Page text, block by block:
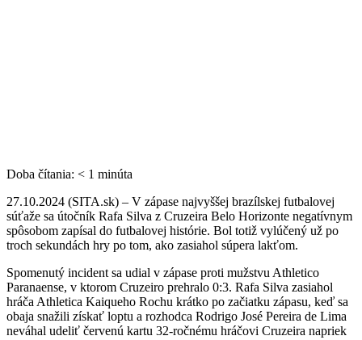
Doba čítania: < 1 minúta
27.10.2024 (SITA.sk) – V zápase najvyššej brazílskej futbalovej
súťaže sa útočník Rafa Silva z Cruzeira Belo Horizonte negatívnym
spôsobom zapísal do futbalovej histórie. Bol totiž vylúčený už po
troch sekundách hry po tom, ako zasiahol súpera lakťom.
Spomenutý incident sa udial v zápase proti mužstvu Athletico
Paranaense, v ktorom Cruzeiro prehralo 0:3. Rafa Silva zasiahol
hráča Athletica Kaiqueho Rochu krátko po začiatku zápasu, keď sa
obaja snažili získať loptu a rozhodca Rodrigo José Pereira de Lima
neváhal udeliť červenú kartu 32-ročnému hráčovi Cruzeira napriek